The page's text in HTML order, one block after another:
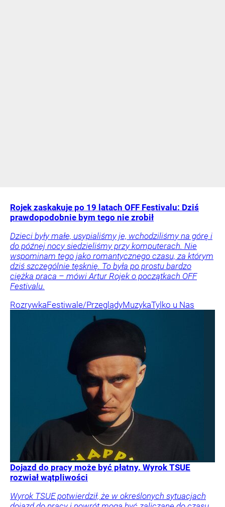
Rojek zaskakuje po 19 latach OFF Festivalu: Dziś
prawdopodobnie bym tego nie zrobił
Dzieci były małe, usypialiśmy je, wchodziliśmy na górę i
do późnej nocy siedzieliśmy przy komputerach. Nie
wspominam tego jako romantycznego czasu, za którym
dziś szczególnie tęsknię. To była po prostu bardzo
ciężka praca – mówi Artur Rojek o początkach OFF
Festivalu.
RozrywkaFestiwale/PrzeglądyMuzykaTylko u Nas
Dojazd do pracy może być płatny. Wyrok TSUE
rozwiał wątpliwości
Wyrok TSUE potwierdził, że w określonych sytuacjach